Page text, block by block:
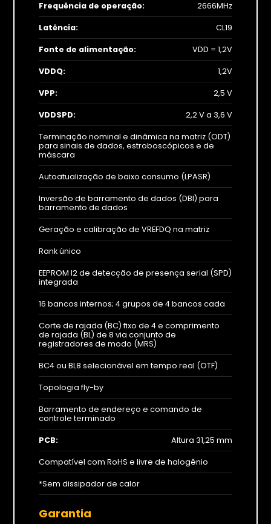
Frequência de operação: 2666MHz
Latência: CL19
Fonte de alimentação: VDD = 1,2V
VDDQ: 1,2V
VPP: 2,5 V
VDDSPD: 2,2 V a 3,6 V
Terminação nominal e dinâmica na matriz (ODT)
para sinais de dados, estroboscópicos e de
máscara
Autoatualização de baixo consumo (LPASR)
Inversão de barramento de dados (DBI) para
barramento de dados
Geração e calibração de VREFDQ na matriz
Rank único
EEPROM I2 de detecção de presença serial (SPD)
integrada
16 bancos internos; 4 grupos de 4 bancos cada
Corte de rajada (BC) fixo de 4 e comprimento
de rajada (BL) de 8 via conjunto de
registradores de modo (MRS)
BC4 ou BL8 selecionável em tempo real (OTF)
Topologia fly-by
Barramento de endereço e comando de
controle terminado
PCB: Altura 31,25 mm
Compatível com RoHS e livre de halogênio
*Sem dissipador de calor
Garantia